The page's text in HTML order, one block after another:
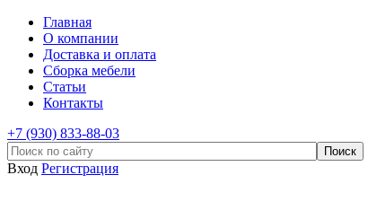
Главная
О компании
Доставка и оплата
Сборка мебели
Статьи
Контакты
+7 (930) 833-88-03
Вход Регистрация